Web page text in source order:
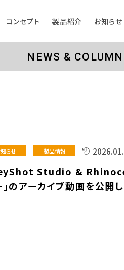
コンセプト 製品紹介 お知らせ
NEWS & COLUMN
らせ 製品情報
Studio &
」のアーカイブ動画を公開し